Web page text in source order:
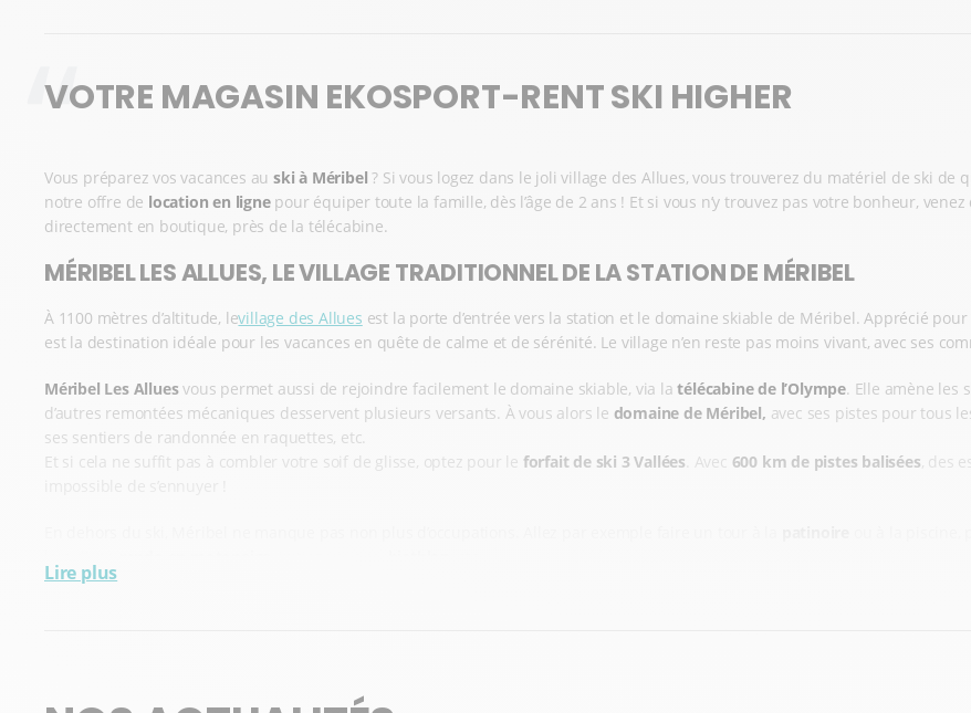
VOTRE MAGASIN EKOSPORT-RENT SKI HIGHER
Vous préparez vos vacances au ski à Méribel ? Si vous logez dans le joli village des Allues, vous trouverez du matériel de ski de
notre offre de location en lignepour équiper toute la famille, dès l’âge de 2 ans ! Et si vous n’y trouvez pas votre bonheur,
directement en boutique, près de la télécabine.
MÉRIBEL LES ALLUES, LE VILLAGE TRADITIONNEL DE LA STATION DE MÉRIBEL
À 1100 mètres d’altitude, levillage des Allues est la porte d’entrée vers la station et le domaine skiable de Méribel. Apprécié pour
est la destination idéale pour les vacances en quête de calme et de sérénité. Le village n’en reste pas moins vivant, avec ses
Méribel Les Alluesvous permet aussi de rejoindre facilement le domaine skiable, via latélécabine de l’Olympe. Elle amène les
d’autres remontées mécaniques desservent plusieurs versants. À vous alors le domaine de Méribel, avec ses pistes pour tous
ses sentiers de randonnée en raquettes, etc.
Et si cela ne suffit pas à combler votre soif de glisse, optez pour le forfait de ski 3 Vallées . Avec 600 km de pistes balisées , des
Lire plus
NOUVEAUTÉS DANS LES